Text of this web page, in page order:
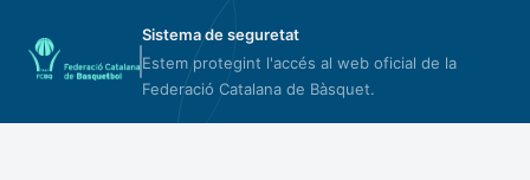
Sistema de seguretat
Estem protegint l'accés al web oficial de la
Federació Catalana de Bàsquet.